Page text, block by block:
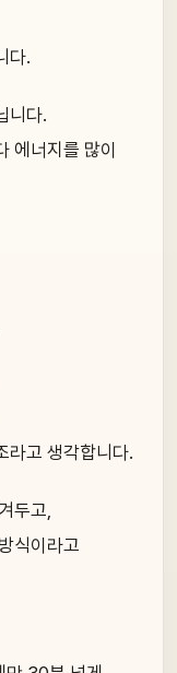
다.
니다.
에너지를 많이
라고 생각합니다.
두고,
식이라고